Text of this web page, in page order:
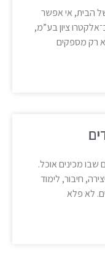
הבית, אי אפשר
ציון בע”מ,
רק מספקים
מכינים אוכל.
חיבור, לימוד
לא פלא